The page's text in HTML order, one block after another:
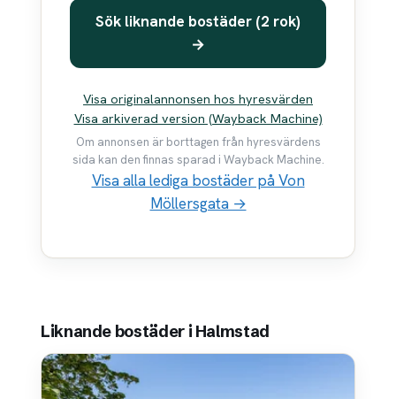
Sök liknande bostäder (2 rok)
→
Visa originalannonsen hos hyresvärden
Visa arkiverad version (Wayback Machine)
Om annonsen är borttagen från hyresvärdens
sida kan den finnas sparad i Wayback Machine.
Visa alla lediga bostäder på Von
Möllersgata →
Liknande bostäder i Halmstad